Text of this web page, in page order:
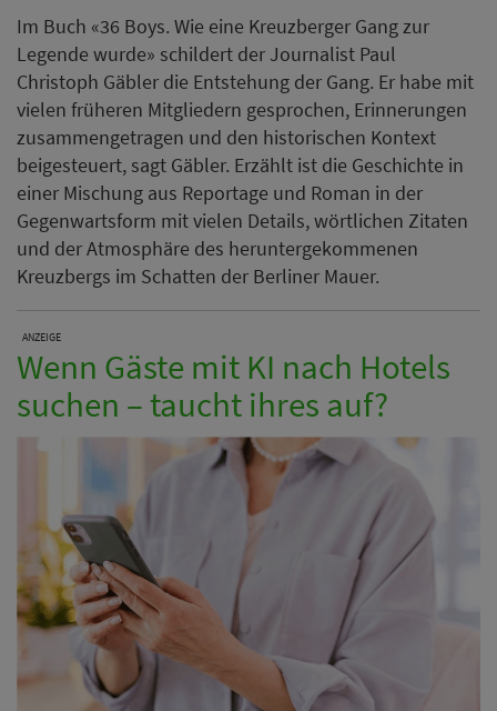
Im Buch «36 Boys. Wie eine Kreuzberger Gang zur
Legende wurde» schildert der Journalist Paul
Christoph Gäbler die Entstehung der Gang. Er habe mit
vielen früheren Mitgliedern gesprochen, Erinnerungen
zusammengetragen und den historischen Kontext
beigesteuert, sagt Gäbler. Erzählt ist die Geschichte in
einer Mischung aus Reportage und Roman in der
Gegenwartsform mit vielen Details, wörtlichen Zitaten
und der Atmosphäre des heruntergekommenen
Kreuzbergs im Schatten der Berliner Mauer.
ANZEIGE
Wenn Gäste mit KI nach Hotels
suchen – taucht ihres auf?